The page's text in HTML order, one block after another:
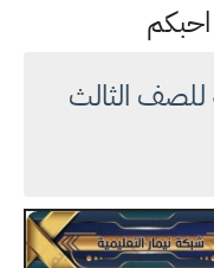
للصف الثالث